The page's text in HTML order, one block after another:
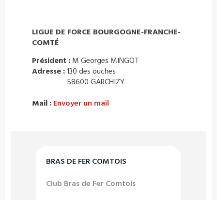
BRAS DE FER COMTOIS
Club Bras de Fer Comtois
LIGUE DE FORCE BOURGOGNE-FRANCHE-
COMTÉ
Président : M Georges MINGOT
Adresse :130 des ouches
58600 GARCHIZY
Mail : Envoyer un mail